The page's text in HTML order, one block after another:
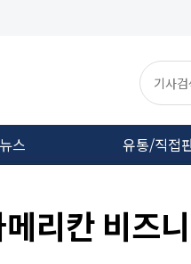
뉴스 유통/직접
리칸 비즈